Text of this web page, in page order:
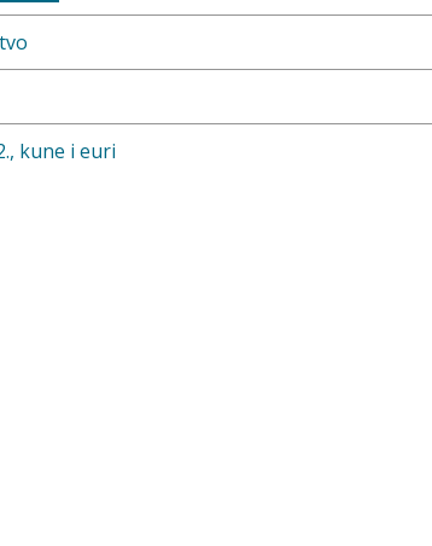
kune i euri